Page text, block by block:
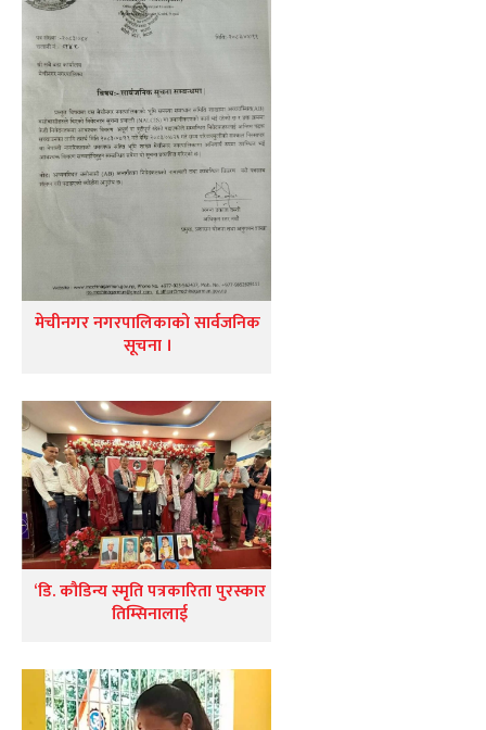
मेचीनगर नगरपालिकाको सार्वजनिक
सूचना ।
‘डि. कौडिन्य स्मृति पत्रकारिता पुरस्कार
तिम्सिनालाई